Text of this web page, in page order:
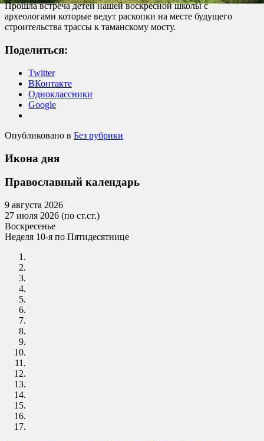
Прошла встреча детей нашей воскресной школы с
археологами которые ведут раскопки на месте будущего
строительства трассы к таманскому мосту.
Поделиться:
Twitter
ВКонтакте
Одноклассники
Google
Опубликовано в Без рубрики
Икона дня
Православный календарь
9 августа 2026
27 июля 2026 (по ст.ст.)
Воскресенье
Неделя 10-я по Пятидесятнице